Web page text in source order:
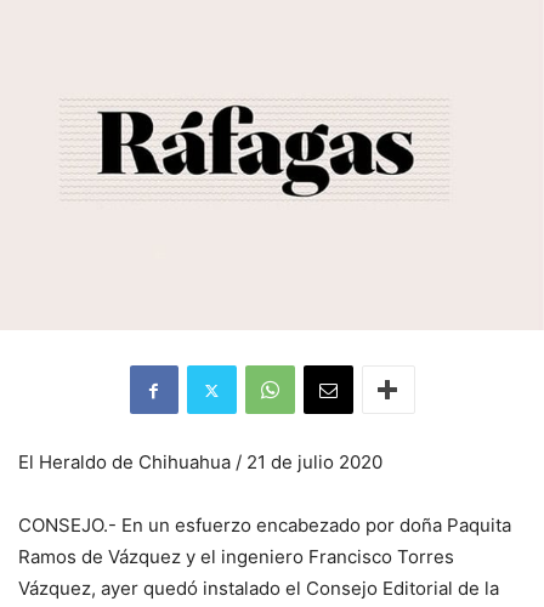
El Heraldo de Chihuahua / 21 de julio 2020
CONSEJO.- En un esfuerzo encabezado por doña Paquita
Ramos de Vázquez y el ingeniero Francisco Torres
Vázquez, ayer quedó instalado el Consejo Editorial de la